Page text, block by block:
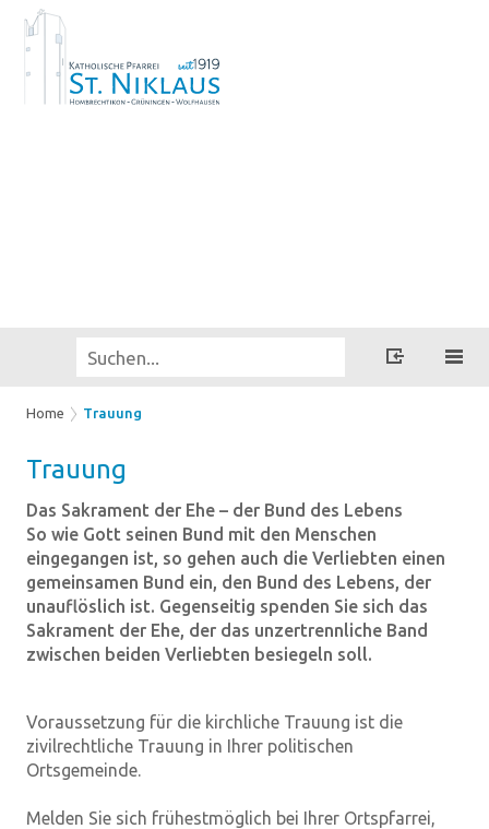
Home Trauung
Trau­ung
Das Sakrament der Ehe – der Bund des Lebens
So wie Gott seinen Bund mit den Menschen
eingegangen ist, so gehen auch die Verliebten einen
gemeinsamen Bund ein, den Bund des Lebens, der
unauflöslich ist. Gegenseitig spenden Sie sich das
Sakrament der Ehe, der das unzertrennliche Band
zwischen beiden Verliebten besiegeln soll.
Voraussetzung für die kirchliche Trauung ist die
zivilrechtliche Trauung in Ihrer politischen
Ortsgemeinde.
Melden Sie sich frühestmöglich bei Ihrer Ortspfarrei,